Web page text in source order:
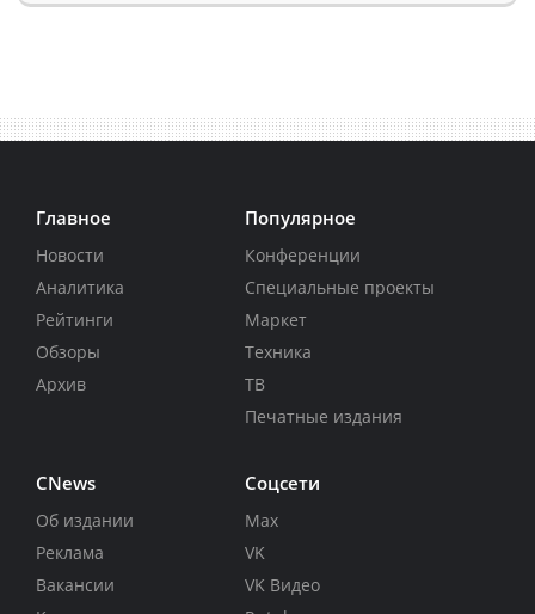
Главное
Новости
Аналитика
Рейтинги
Обзоры
Архив
Популярное
Конференции
Специальные проекты
Маркет
Техника
ТВ
Печатные издания
CNews
Об издании
Реклама
Вакансии
Соцсети
Max
VK
VK Видео